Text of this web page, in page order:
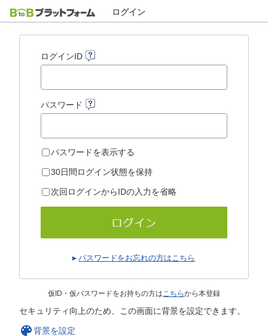
ログイン
ログインID
パスワード
パスワードを表示する
30日間ログイン状態を保持
次回ログインからIDの入力を省略
パスワードをお忘れの方はこちら
仮ID・仮パスワードをお持ちの方はこちらから本登録
セキュリティ向上のため、この画面に背景を設定できます。
背景を設定